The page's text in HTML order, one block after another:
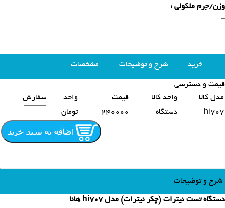
وزن/جرم ملکولی :
-
خرید شرح و توضیحات مشخصات
محصولات مشابه
قیمت و دسترسی
مدل کالا
واحد کالا قیمت واحد
سفارش
hi707
دستگاه 240000 تومان
شرح و توضیحات
دستگاه تست نیترات (چکر نیترات) مدل hi707 هانا